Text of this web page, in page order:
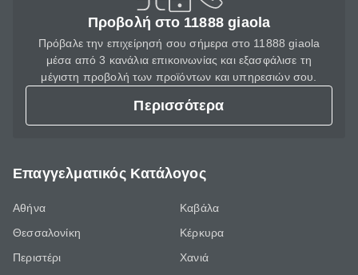
Προβολή στο 11888 giaola
Πρόβαλε την επιχείρησή σου σήμερα στο 11888 giaola
μέσα από 3 κανάλια επικοινωνίας και εξασφάλισε τη
μέγιστη προβολή των προϊόντων και υπηρεσιών σου.
Περισσότερα
Επαγγελματικός Κατάλογος
Αθήνα
Θεσσαλονίκη
Περιστέρι
Καβάλα
Κέρκυρα
Χανιά